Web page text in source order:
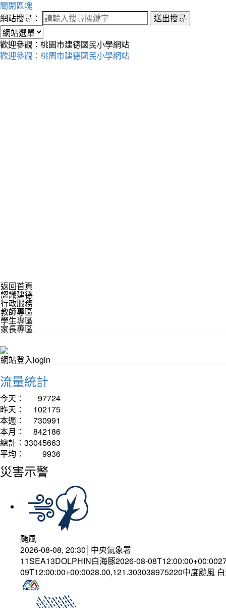
關閉區塊
網站搜尋：
送出搜尋
歡迎參觀：桃園市建德國民小學網站
歡迎參觀：桃園市建德國民小學網站
返回首頁
認識建德
行政服務
教師專區
學生專區
家長專區
網站登入login
流量統計
今天：
97724
昨天：
102175
本週：
730991
本月：
842186
總計： 33045663
平均：
9936
災害示警
颱風
2026-08-08, 20:30│中央氣象署
11SEA13DOLPHIN白海豚2026-08-
09T12:00:00+00:0028.00,121.303038975220中度颱風